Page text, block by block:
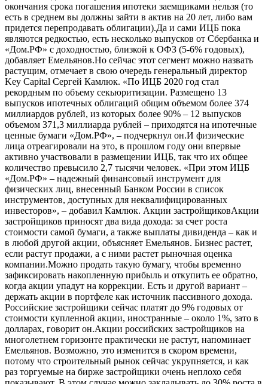
окончания срока погашения ипотеки заемщиками нельзя (то
есть в среднем вы должны зайти в актив на 20 лет, либо вам
придется перепродавать облигации).Да и сами ИЦБ пока
являются редкостью, есть несколько выпусков от Сбербанка и
«Дом.РФ» с доходностью, близкой к ОФЗ (5-6% годовых),
добавляет Емельянов.Но сейчас этот сегмент можно назвать
растущим, отмечает в свою очередь генеральный директор
Key Capital Сергей Камлюк. «По ИЦБ 2020 год стал
рекордным по объему секьюритизации. Размещено 13
выпусков ипотечных облигаций общим объемом более 374
миллиардов рублей, из которых более 90% – 12 выпусков
объемом 371,3 миллиарда рублей – приходятся на ипотечные
ценные бумаги «Дом.РФ», – подчеркнул он.И физические
лица отреагировали на это, в прошлом году они впервые
активно участвовали в размещении ИЦБ, так что их общее
количество превысило 2,7 тысячи человек. «При этом ИЦБ
«Дом.РФ» – надежный финансовый инструмент для
физических лиц, внесенный Банком России в список
инструментов, доступных для неквалифицированных
инвесторов», – добавил Камлюк. Акции застройщиковАкции
застройщиков приносят два вида дохода: за счет роста
стоимости самой бумаги, а также выплаты дивиденда – как и
в любой другой акции, объясняет Емельянов. Бизнес растет,
если растут продажи, а с ними растет рыночная оценка
компании.Можно продать такую бумагу, чтобы временно
зафиксировать накопленную прибыль и откупить ее обратно,
когда акции упадут на коррекции. Есть и другой вариант –
держать акции в портфеле как источник пассивного дохода.
Российские застройщики сейчас платят до 9% годовых от
стоимости купленной акции, иностранные – около 1%, зато в
долларах, говорит он.Акции российских застройщиков на
многолетнем горизонте практически не растут, напоминает
Емельянов. Возможно, это изменится в скором времени,
потому что строительный рынок сейчас укрупняется, и как
раз торгуемые на бирже застройщики очень неплохо себя